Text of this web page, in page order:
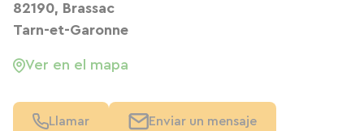
82190, Brassac
Tarn-et-Garonne
Ver en el mapa
Llamar Enviar un mensaje